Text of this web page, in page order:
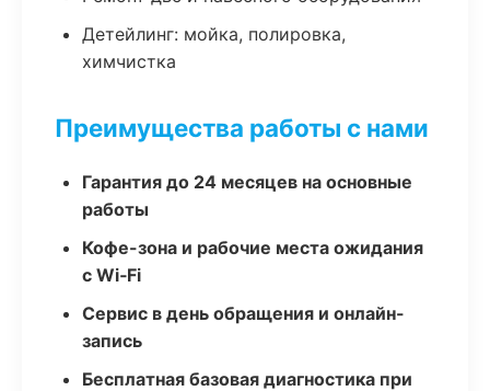
Детейлинг: мойка, полировка,
химчистка
Преимущества работы с нами
Гарантия до 24 месяцев на основные
работы
Кофе-зона и рабочие места ожидания
с Wi‑Fi
Сервис в день обращения и онлайн-
запись
Бесплатная базовая диагностика при